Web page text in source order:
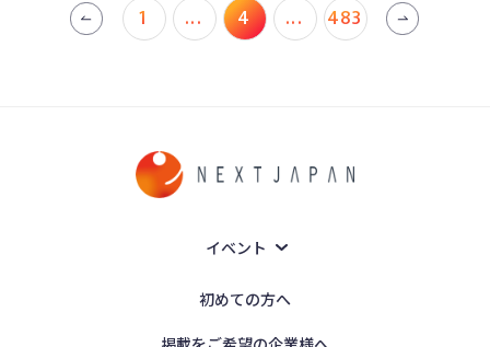
1 ... 4 ... 483
イベント
初めての方へ